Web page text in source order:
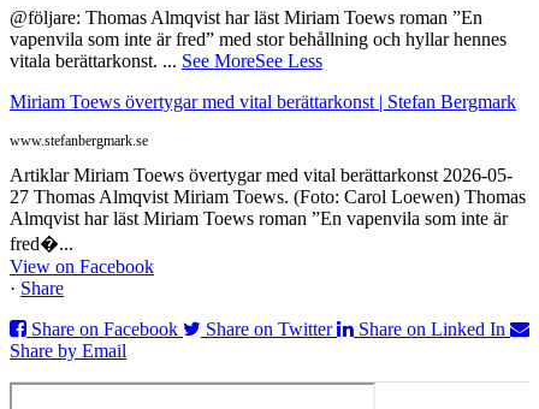
@följare: Thomas Almqvist har läst Miriam Toews roman ”En
vapenvila som inte är fred” med stor behållning och hyllar hennes
vitala berättarkonst. ... See MoreSee Less
Miriam Toews övertygar med vital berättarkonst | Stefan Bergmark
www.stefanbergmark.se
Artiklar Miriam Toews övertygar med vital berättarkonst 2026-05-
27 Thomas Almqvist Miriam Toews. (Foto: Carol Loewen) Thomas
Almqvist har läst Miriam Toews roman ”En vapenvila som inte är
fred�...
View on Facebook
· Share
Share on Facebook
Share on Twitter
Share on Linked In
Share by Email